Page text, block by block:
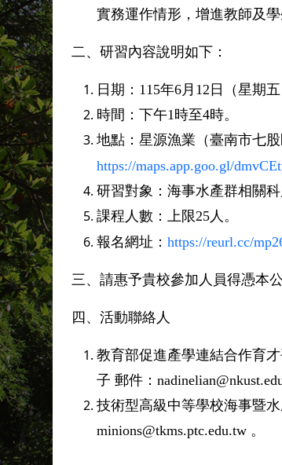
實務運作情形，增進教師及
二、研習內容說明如下：
日期： 115年6月 12 日（星期五
時間：下午1時至4時。
地點：星源漁業（臺南市七
https://maps.app.goo.gl/
研習對象：海事水產群相關科
課程人數：上限25人。
報名網址：https://reurl.cc/
三、請惠予貴校參加人員得憑本
四、活動聯絡人
教育部促進產學連結合作育
子 郵件：
技術型高級中等學校海事暨
minions@tkms.ptc.edu.tw 。